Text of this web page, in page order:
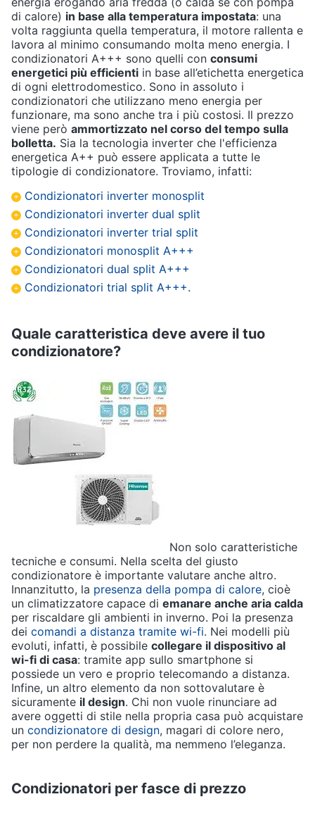
di calore) in base alla temperatura impostata: una
volta raggiunta quella temperatura, il motore rallenta e
lavora al minimo consumando molta meno energia. I
condizionatori A+++ sono quelli con consumi
energetici più efficienti in base all’etichetta energetica
di ogni elettrodomestico. Sono in assoluto i
condizionatori che utilizzano meno energia per
funzionare, ma sono anche tra i più costosi. Il prezzo
viene però ammortizzato nel corso del tempo sulla
bolletta. Sia la tecnologia inverter che l'efficienza
energetica A++ può essere applicata a tutte le
tipologie di condizionatore. Troviamo, infatti:
Condizionatori inverter monosplit
Condizionatori inverter dual split
Condizionatori inverter trial split
Condizionatori monosplit A+++
Condizionatori dual split A+++
Condizionatori trial split A+++.
Quale caratteristica deve avere il tuo
condizionatore?
Non solo caratteristiche
tecniche e consumi. Nella scelta del giusto
condizionatore è importante valutare anche altro.
Innanzitutto, la presenza della pompa di calore, cioè
un climatizzatore capace di emanare anche aria calda
per riscaldare gli ambienti in inverno. Poi la presenza
dei comandi a distanza tramite wi-fi. Nei modelli più
evoluti, infatti, è possibile collegare il dispositivo al
wi-fi di casa: tramite app sullo smartphone si
possiede un vero e proprio telecomando a distanza.
Infine, un altro elemento da non sottovalutare è
sicuramente il design. Chi non vuole rinunciare ad
avere oggetti di stile nella propria casa può acquistare
un condizionatore di design, magari di colore nero,
per non perdere la qualità, ma nemmeno l’eleganza.
Condizionatori per fasce di prezzo